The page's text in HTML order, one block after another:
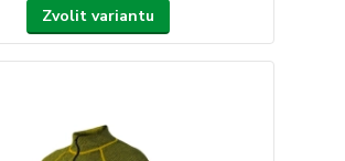
Zvolit variantu